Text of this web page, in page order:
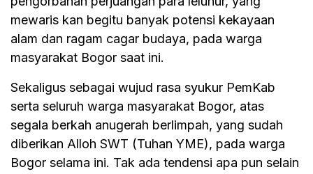
mewaris kan begitu banyak potensi kekayaan
alam dan ragam cagar budaya, pada warga
masyarakat Bogor saat ini.
Sekaligus sebagai wujud rasa syukur PemKab
serta seluruh warga masyarakat Bogor, atas
segala berkah anugerah berlimpah, yang sudah
diberikan Alloh SWT (Tuhan YME), pada warga
Bogor selama ini. Tak ada tendensi apa pun selain